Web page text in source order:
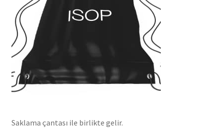
Saklama çantası ile birlikte gelir.